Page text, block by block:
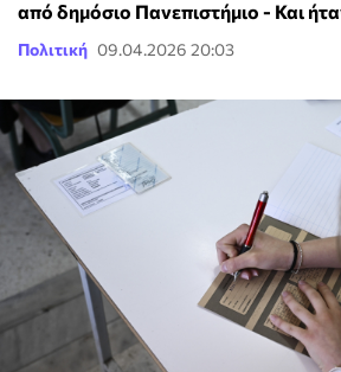
από δημόσιο Πανεπιστήμιο - Και
Πολιτική 09.04.2026 20:03